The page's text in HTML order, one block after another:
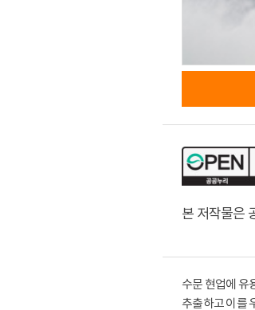
본 저작물은
수문 현업에 유
추출하고 이를